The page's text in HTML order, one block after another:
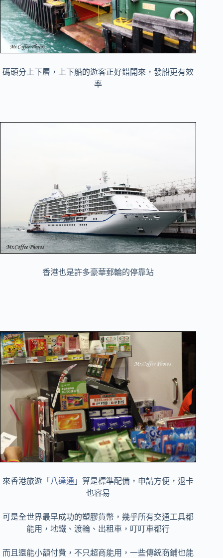
碼頭分上下層，上下船的遊客正好錯開來，發船更有效
率
香港也是許多豪華郵輪的停靠站
來香港旅遊「 八達通 」算是標準配備，申請方便，退卡
也容易
可是全世界最早成功的塑膠貨幣，幾乎所有交通工具都
能用，地鐵、渡輪、出租車，叮叮車都行
而且還能小額付費，不只超商能用，一些傳統商鋪也能